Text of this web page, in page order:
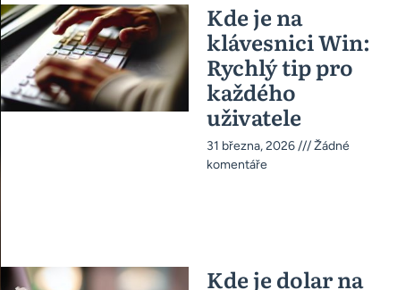
Kde je na
klávesnici Win:
Rychlý tip pro
každého
uživatele
31 března, 2026
Žádné
komentáře
Kde je dolar na